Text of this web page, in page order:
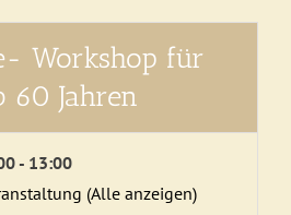
Workshop für
60 Jahren
- 13:00
(Alle anzeigen)